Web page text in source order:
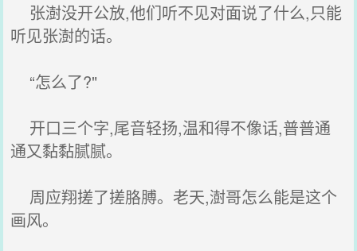
张澍没开公放,他们听不见对面说了什么,只能
听见张澍的话。
“怎么了?"
开口三个字,尾音轻扬,温和得不像话,普普通
通又黏黏腻腻。
周应翔搓了搓胳膊。老天,澍哥怎么能是这个
画风。